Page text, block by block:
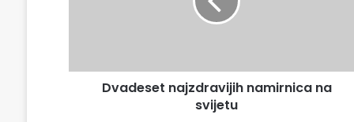
n
Dvadeset najzdravijih namirnica na
svijetu